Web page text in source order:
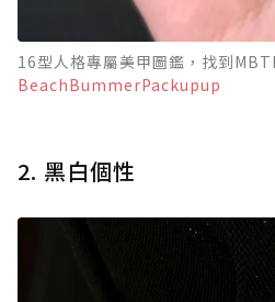
16型人格專屬美甲圖鑑，找到
BeachBummerPackupup
2. 黑白個性